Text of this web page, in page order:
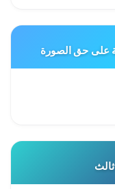
على حق الصورة